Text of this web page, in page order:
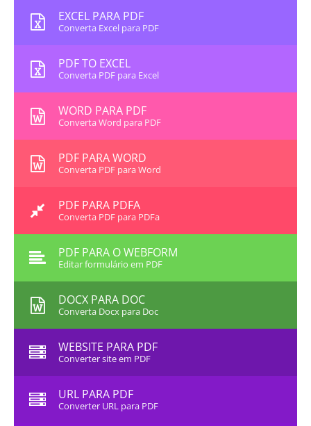
EXCEL PARA PDF
Converta Excel para PDF
PDF TO EXCEL
Converta PDF para Excel
WORD PARA PDF
Converta Word para PDF
PDF PARA WORD
Converta PDF para Word
PDF PARA PDFA
Converta PDF para PDFa
PDF PARA O WEBFORM
Editar formulário em PDF
DOCX PARA DOC
Converta Docx para Doc
WEBSITE PARA PDF
Converter site em PDF
URL PARA PDF
Converter URL para PDF